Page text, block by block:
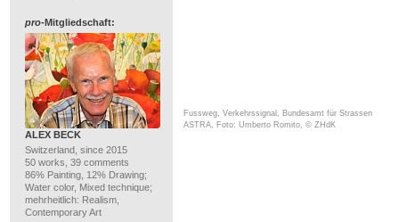
pro-Mitgliedschaft:
ALEX BECK
Switzerland, since 2015
50 works, 39 comments
86% Painting, 12% Drawing;
Water color, Mixed technique;
mehrheitlich: Realism,
Contemporary Art
Fussweg, Verkehrssignal, Bundesamt für Strassen
ASTRA, Foto: Umberto Romito, © ZHdK